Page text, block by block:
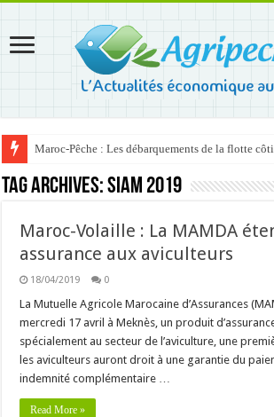
Maroc-Pêche : Les débarquements de la flotte
Tag Archives:SIAM 2019
Maroc-Volaille : La MAMDA
assurance aux aviculteurs
18/04/2019 0
La Mutuelle Agricole Marocaine d’Assurances
mercredi 17 avril à Meknès, un produit
spécialement au secteur de l’aviculture, une
les aviculteurs auront droit à une garantie du
indemnité complémentaire …
Read More »